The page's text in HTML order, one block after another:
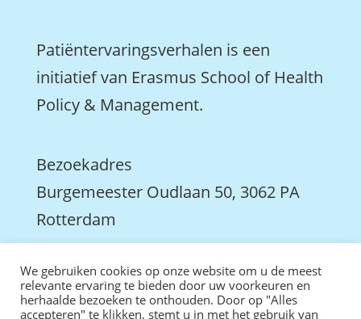
Patiëntervaringsverhalen is een
initiatief van Erasmus School of Health
Policy & Management.
Bezoekadres
Burgemeester Oudlaan 50, 3062 PA
Rotterdam
 We zijn ook actief op LinkedIn
We gebruiken cookies op onze website om u de meest
relevante ervaring te bieden door uw voorkeuren en
herhaalde bezoeken te onthouden. Door op "Alles
accepteren" te klikken, stemt u in met het gebruik van